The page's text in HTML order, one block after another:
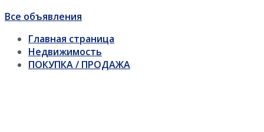
Все объявления
Главная страница
Недвижимость
ПОКУПКА / ПРОДАЖА